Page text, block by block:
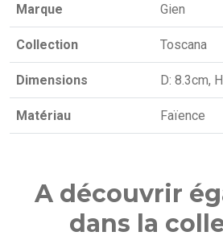
Marque Gien
Collection Toscana
Dimensions D: 8.3cm,
Matériau Faïence
A découvrir
dans la